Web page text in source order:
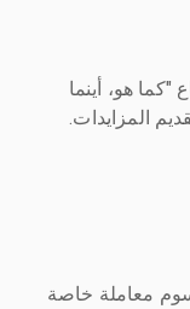
هو، أينما
المزايدات.
معاملة خاصة